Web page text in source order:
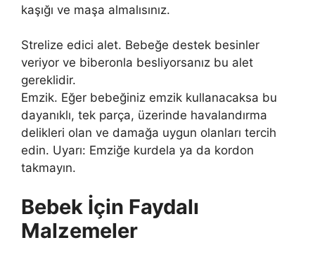
kaşığı ve maşa almalısınız.
Strelize edici alet. Bebeğe destek besinler
veriyor ve biberonla besliyorsanız bu alet
gereklidir.
Emzik. Eğer bebeğiniz emzik kullanacaksa bu
dayanıklı, tek parça, üzerinde havalandırma
delikleri olan ve damağa uygun olanları tercih
edin. Uyarı: Emziğe kurdela ya da kordon
takmayın.
Bebek İçin Faydalı
Malzemeler